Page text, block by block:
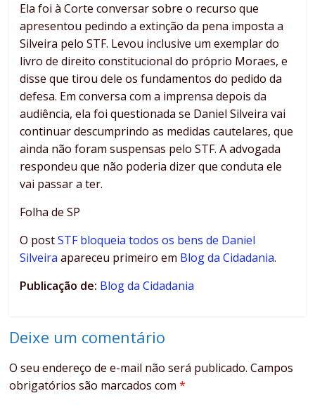
Ela foi à Corte conversar sobre o recurso que
apresentou pedindo a extinção da pena imposta a
Silveira pelo STF. Levou inclusive um exemplar do
livro de direito constitucional do próprio Moraes, e
disse que tirou dele os fundamentos do pedido da
defesa. Em conversa com a imprensa depois da
audiência, ela foi questionada se Daniel Silveira vai
continuar descumprindo as medidas cautelares, que
ainda não foram suspensas pelo STF. A advogada
respondeu que não poderia dizer que conduta ele
vai passar a ter.
Folha de SP
O postSTF bloqueia todos os bens de Daniel
Silveira apareceu primeiro em Blog da Cidadania.
Publicação de: Blog da Cidadania
Deixe um comentário
O seu endereço de e-mail não será publicado. Campos
obrigatórios são marcados com*